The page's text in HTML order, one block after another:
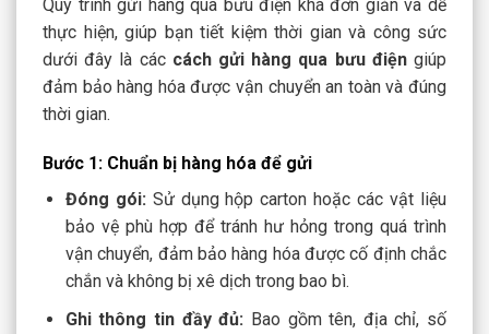
Quy trình gửi hàng qua bưu điện khá đơn giản và dễ
thực hiện, giúp bạn tiết kiệm thời gian và công sức
dưới đây là các cách gửi hàng qua bưu điệngiúp
đảm bảo hàng hóa được vận chuyển an toàn và đúng
thời gian.
Bước 1: Chuẩn bị hàng hóa để gửi
Đóng gói: Sử dụng hộp carton hoặc các vật liệu
bảo vệ phù hợp để tránh hư hỏng trong quá trình
vận chuyển, đảm bảo hàng hóa được cố định chắc
chắn và không bị xê dịch trong bao bì.
Ghi thông tin đầy đủ: Bao gồm tên, địa chỉ, số